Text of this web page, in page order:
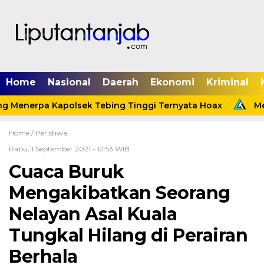
Home Nasional Daerah Ekonomi Kriminal
Menerpa Kapolsek Tebing Tinggi Ternyata Hoax
Home / Peristiwa
Rabu, 1 September 2021 - 12:53 WIB
Cuaca Buruk
Mengakibatkan Seorang
Nelayan Asal Kuala
Tungkal Hilang di Perairan
Berhala